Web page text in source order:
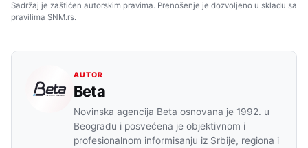
Sadržaj je zaštićen autorskim pravima. Prenošenje je dozvoljeno u skladu sa
pravilima SNM.rs.
AUTOR
Beta
Novinska agencija Beta osnovana je 1992. u
Beogradu i posvećena je objektivnom i
profesionalnom informisanju iz Srbije, regiona i